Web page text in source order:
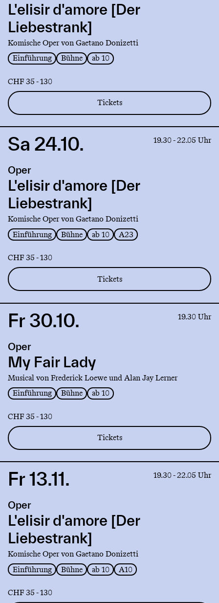
d'amore
[Der
Liebestrank]
L'elisir d'amore [Der
Liebestrank]
Komische Oper von Gaetano Donizetti
Einführung
Bühne ab 10
CHF 35 - 130
Tickets
Link
L'elisir
d'amore
[Der
Liebestrank]
Sa 24.10. 19.30 - 22.05 Uhr
Oper
L'elisir d'amore [Der
Liebestrank]
Komische Oper von Gaetano Donizetti
Einführung
Bühne ab 10 A23
CHF 35 - 130
Tickets
Link
My
Fair
Lady
Fr 30.10. 19.30 Uhr
Oper
My Fair Lady
Musical von Frederick Loewe und Alan Jay Lerner
Einführung
Bühne ab 10
CHF 35 - 130
Tickets
Link
L'elisir
d'amore
[Der
Liebestrank]
Fr 13.11. 19.30 - 22.05 Uhr
Oper
L'elisir d'amore [Der
Liebestrank]
Komische Oper von Gaetano Donizetti
Einführung
Bühne ab 10 A10
CHF 35 - 130